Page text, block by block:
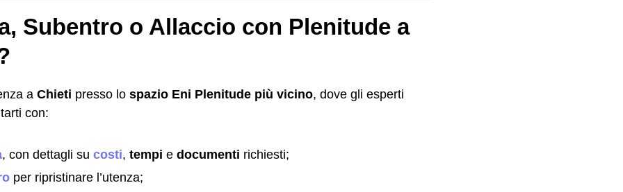
Subentro o Allaccio con Plenitude a
a Chieti presso lo spazio Eni Plenitude più vicino, dove gli esperti
con:
, con dettagli su costi, tempi e documenti richiesti;
per ripristinare l’utenza;